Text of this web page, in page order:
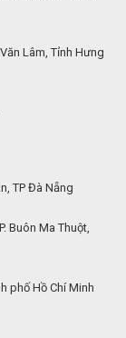
Lâm, Tỉnh Hưng
TP Đà Nẵng
Buôn Ma Thuột,
phố Hồ Chí Minh